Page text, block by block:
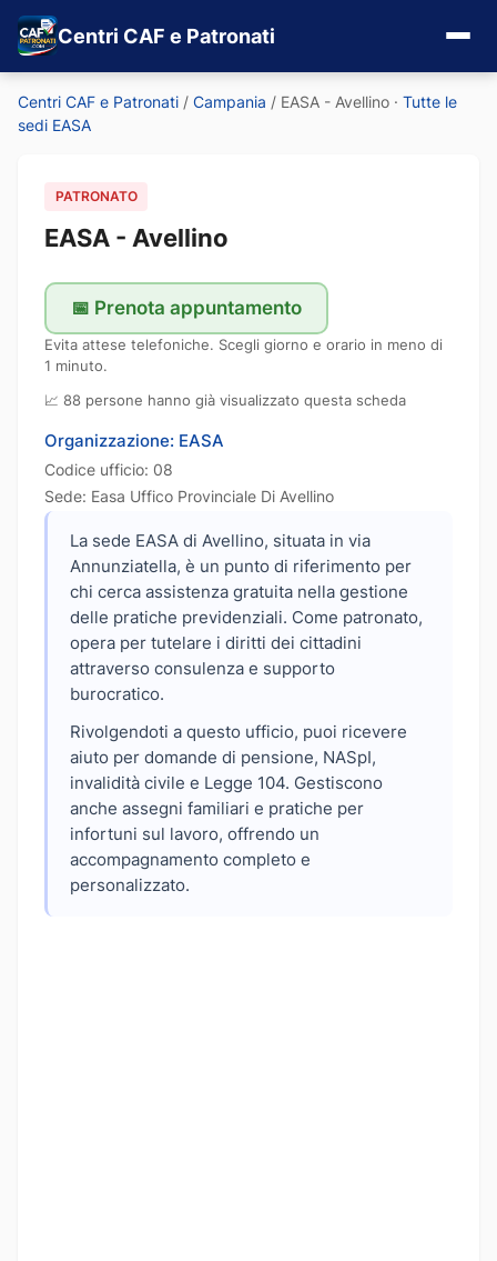
Centri CAF e Patronati
Centri CAF e Patronati / Campania / EASA - Avellino · Tutte le
sedi EASA
PATRONATO
EASA - Avellino
📅 Prenota appuntamento
Evita attese telefoniche. Scegli giorno e orario in meno di
1 minuto.
📈 88 persone hanno già visualizzato questa scheda
Organizzazione: EASA
Codice ufficio: 08
Sede: Easa Uffico Provinciale Di Avellino
La sede EASA di Avellino, situata in via
Annunziatella, è un punto di riferimento per
chi cerca assistenza gratuita nella gestione
delle pratiche previdenziali. Come patronato,
opera per tutelare i diritti dei cittadini
attraverso consulenza e supporto
burocratico.
Rivolgendoti a questo ufficio, puoi ricevere
aiuto per domande di pensione, NASpI,
invalidità civile e Legge 104. Gestiscono
anche assegni familiari e pratiche per
infortuni sul lavoro, offrendo un
accompagnamento completo e
personalizzato.